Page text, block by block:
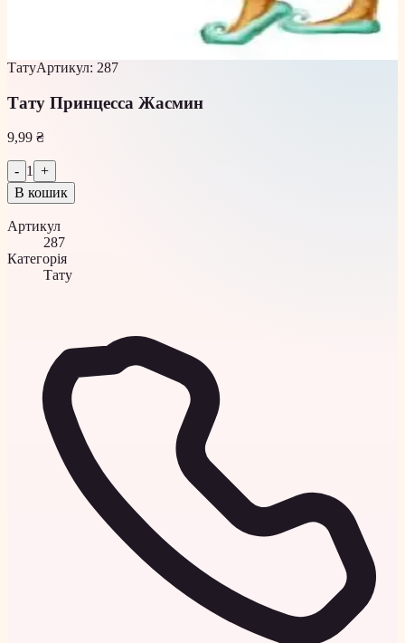
ТатуАртикул: 287
Тату Принцесса Жасмин
9,99 ₴
- 1 +
В кошик
Артикул
287
Категорія
Тату